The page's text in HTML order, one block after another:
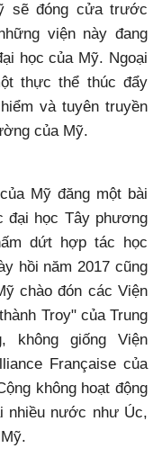
sẽ đóng cửa trước
viện này đang
học của Mỹ. Ngoại
thực thể thúc đẩy
và tuyên truyền
của Mỹ.
Mỹ đăng một bài
đại học Tây phương
dứt hợp tác học
hồi năm 2017 cũng
chào đón các Viện
Troy" của Trung
không giống Viện
Française của
không hoạt động
nhiều nước như Úc,